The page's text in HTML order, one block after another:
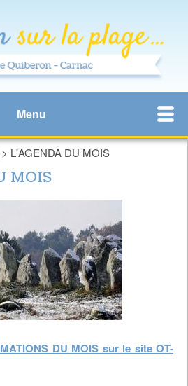
Menu
> L'AGENDA DU MOIS
MOIS
DU MOIS sur le site OT-